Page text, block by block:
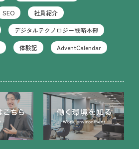
SEO 社員紹介
デジタルテクノロジー戦略本部
体験記 AdventCalendar